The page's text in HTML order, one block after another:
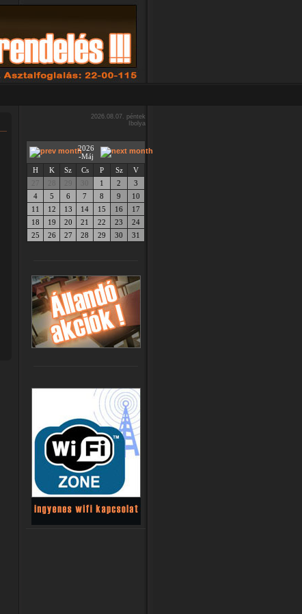
2026.08.07. péntek
Ibolya
2026
-Máj
H
K Sz Cs P Sz
V
1 2
3
4
5 6 7 8 9
10
11
12 13 14 15 16
17
18
19 20 21 22 23
24
25
26 27 28 29 30 31